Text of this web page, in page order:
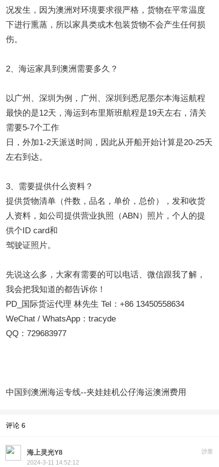
况发生，因为澳洲对环境要求很严格，货物在平常温度
下进行熏蒸，所以家具类或木包装货物不会产生任何损
伤。
2、海运家具到澳洲需要多久？
以广州、深圳为例，广州、深圳到悉尼墨尔本海运航程
最快的是12天，海运到布里斯班航程是19天左右，清关
需要5-7个工作
日，外加1-2天派送时间，因此从开船开始计算是20-25天
左右到达。
3、需要提供什么资料？
提供货物清单（件数，品名，单价，总价），发和收货
人资料，如公司提供营业执照（ABN）照片，个人的提
供个ID card和
驾驶证照片。
先说这么多，大家有需要的可以电话、微信跟我了解，
我会把我知道的都告诉你！
PD_国际货运代理 林先生 Tel：+86 13450558634
WeChat / WhatsApp：tracyde
QQ：729683977
中国到澳洲海运专线--夹娃娃机公仔海运澳洲费用
评论 6
沙发
海上灵光Y8
2024-3-11 14:52:12